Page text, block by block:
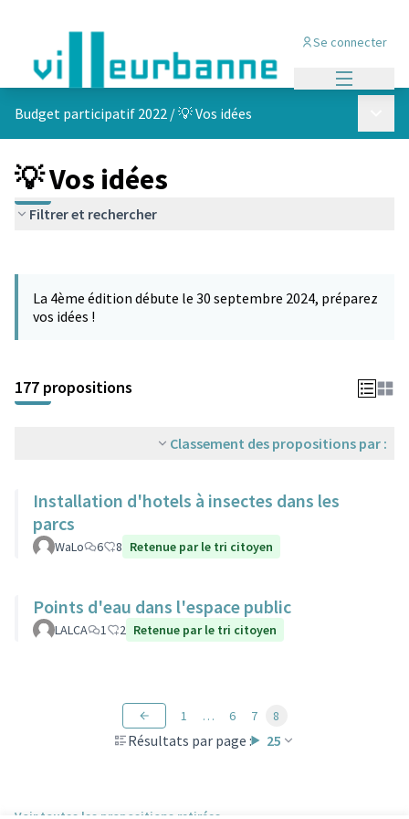
Se connecter
Budget participatif 2022 /💡 Vos idées
💡 Vos idées
Filtrer et rechercher
−
La 4ème édition débute le 30 septembre 2024, préparez
vos idées !
177 propositions
Classement des propositions par :
Installation d'hotels à insectes dans les
parcs
WaLo 6 8 Retenue par le tri citoyen
Points d'eau dans l'espace public
LALCA 1 2 Retenue par le tri citoyen
Résultats par page : 25
1 … 6 7 8